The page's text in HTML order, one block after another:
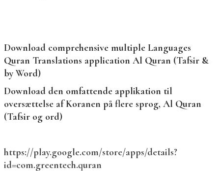
Download comprehensive multiple Languages
Quran Translations application Al Quran (Tafsir &
by Word)
Download den omfattende applikation til
oversættelse af Koranen på flere sprog, Al Quran
(Tafsir og ord)
https://play.google.com/store/apps/details?
id=com.greentech.quran